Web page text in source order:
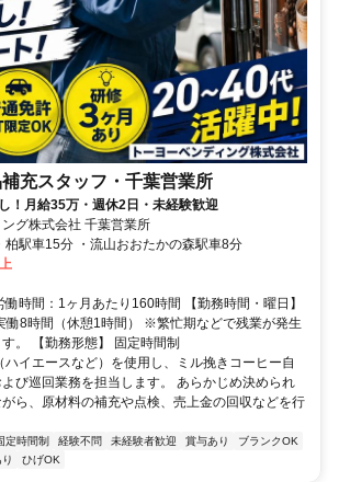
充スタッフ・千葉営業所
！月給35万・週休2日・未経験歓迎
ング株式会社 千葉営業所
柏駅車15分 ・流山おおたかの森駅車8分
時間：1ヶ月あたり160時間 【勤務時間・曜日】
働8時間（休憩1時間） ※繁忙期などで残業が発生
。 【勤務形態】 固定時間制
ハイエースなど）を使用し、ミル挽きコーヒー自
び巡回業務を担当します。 あらかじめ決められ
ら、原材料の補充や点検、売上金の回収などを行
定時間制 経験不問 未経験者歓迎 賞与あり
ブランクOK
ひげOK